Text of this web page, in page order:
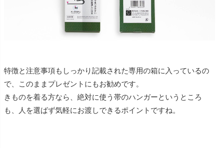
特徴と注意事項もしっかり記載された専用の箱に入っているの
で、このままプレゼントにもお勧めです。
きものを着る方なら、絶対に使う帯のハンガーというところ
も、人を選ばず気軽にお渡しできるポイントですね。